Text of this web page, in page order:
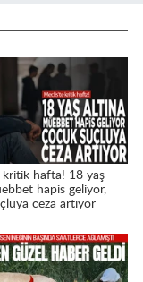
kritik hafta! 18 yaş
hapis geliyor,
ceza artıyor